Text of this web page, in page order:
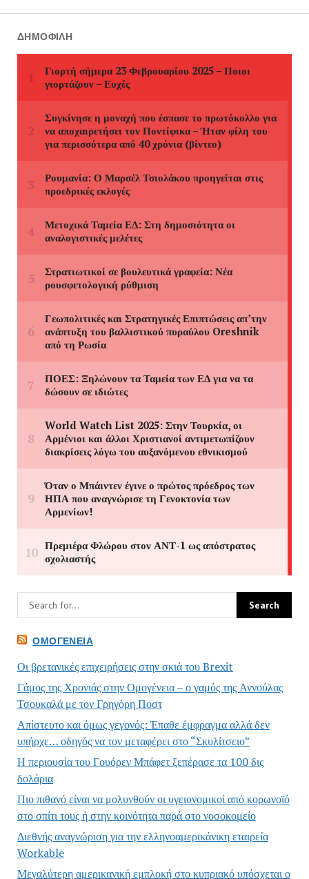
ΔΗΜΟΦΙΛΉ
ΟΜΟΓΈΝΕΙΑ
Οι βρετανικές επιχειρήσεις στην σκιά του Brexit
Γάμος της Χρονιάς στην Ομογένεια – ο γαμός της Αννούλας
Τσουκαλά με τον Γρηγόρη Ποστ
Απίστευτο και όμως γεγονός: Έπαθε έμφραγμα αλλά δεν
υπήρχε… οδηγός να τον μεταφέρει στο “Σκυλίτσειο”
Η περιουσία του Γουόρεν Μπάφετ ξεπέρασε τα 100 δις
δολάρια
Πιο πιθανό είναι να μολυνθούν οι υγειονομικοί από κορωνοϊό
στο σπίτι τους ή στην κοινότητα παρά στο νοσοκομείο
Διεθνής αναγνώριση για την ελληνοαμερικάνικη εταιρεία
Workable
Μεγαλύτερη αμερικανική εμπλοκή στο κυπριακό υπόσχεται ο